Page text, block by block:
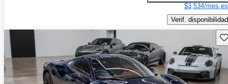
$3,534/mes
Verif. disponibilidad